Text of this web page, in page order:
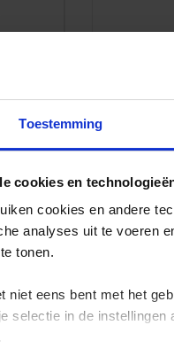
Toestemming
cookies en
cookies en andere
analyses uit te voeren
tonen.
niet eens bent met het
selectie in de instellingen